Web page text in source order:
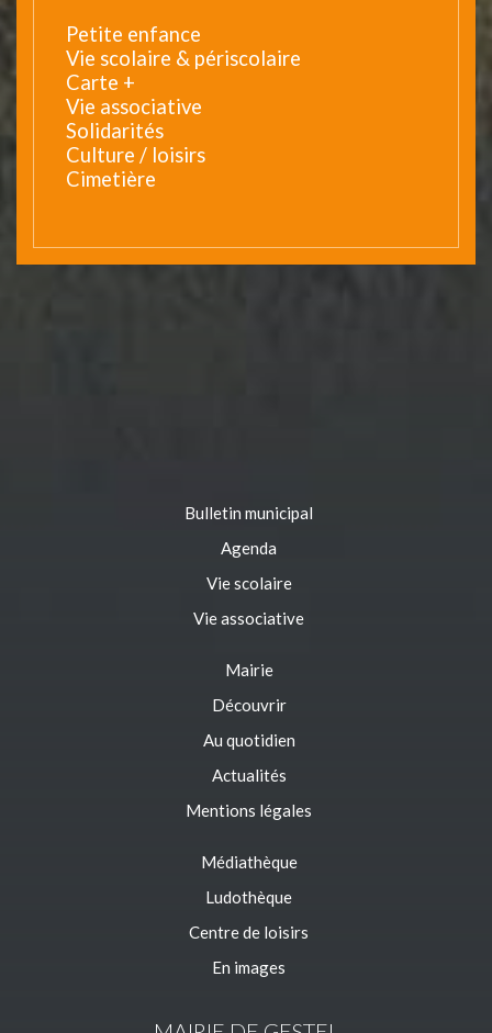
Petite enfance
Vie scolaire & périscolaire
Carte +
Vie associative
Solidarités
Culture / loisirs
Cimetière
Bulletin municipal
Agenda
Vie scolaire
Vie associative
Mairie
Découvrir
Au quotidien
Actualités
Mentions légales
Médiathèque
Ludothèque
Centre de loisirs
En images